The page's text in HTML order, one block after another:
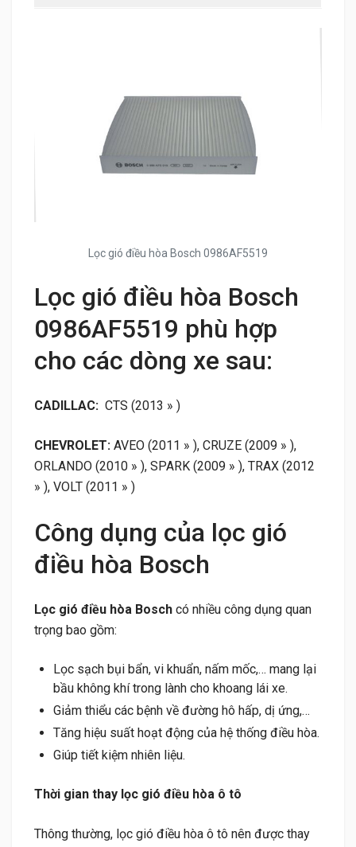
Lọc gió điều hòa Bosch 0986AF5519
Lọc gió điều hòa Bosch
0986AF5519 phù hợp
cho các dòng xe sau:
CADILLAC: CTS (2013 » )
CHEVROLET: AVEO (2011 » ), CRUZE (2009 » ),
ORLANDO (2010 » ), SPARK (2009 » ), TRAX (2012
» ), VOLT (2011 » )
Công dụng của lọc gió
điều hòa Bosch
Lọc gió điều hòa Bosch có nhiều công dụng quan
trọng bao gồm:
Lọc sạch bụi bẩn, vi khuẩn, nấm mốc,… mang lại
bầu không khí trong lành cho khoang lái xe.
Giảm thiểu các bệnh về đường hô hấp, dị ứng,…
Tăng hiệu suất hoạt động của hệ thống điều hòa.
Giúp tiết kiệm nhiên liệu.
Thời gian thay lọc gió điều hòa ô tô
Thông thường, lọc gió điều hòa ô tô nên được thay